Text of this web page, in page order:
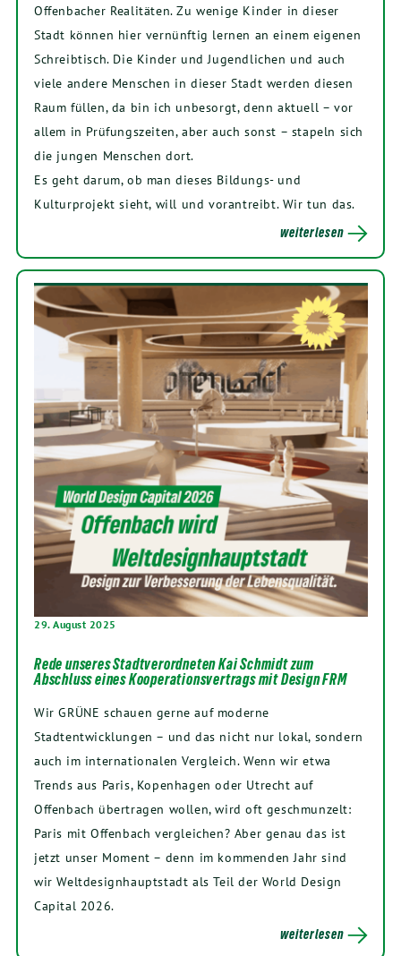
Offenbacher Realitäten. Zu wenige Kinder in dieser
Stadt können hier vernünftig lernen an einem eigenen
Schreibtisch. Die Kinder und Jugendlichen und auch
viele andere Menschen in dieser Stadt werden diesen
Raum füllen, da bin ich unbesorgt, denn aktuell – vor
allem in Prüfungszeiten, aber auch sonst – stapeln sich
die jungen Menschen dort.
Es geht darum, ob man dieses Bildungs- und
Kulturprojekt sieht, will und vorantreibt. Wir tun das.
weiterlesen
29. August 2025
Rede unseres Stadtverordneten Kai Schmidt zum
Abschluss eines Kooperationsvertrags mit Design FRM
Wir GRÜNE schauen gerne auf moderne
Stadtentwicklungen – und das nicht nur lokal, sondern
auch im internationalen Vergleich. Wenn wir etwa
Trends aus Paris, Kopenhagen oder Utrecht auf
Offenbach übertragen wollen, wird oft geschmunzelt:
Paris mit Offenbach vergleichen? Aber genau das ist
jetzt unser Moment – denn im kommenden Jahr sind
wir Weltdesignhauptstadt als Teil der World Design
Capital 2026.
weiterlesen